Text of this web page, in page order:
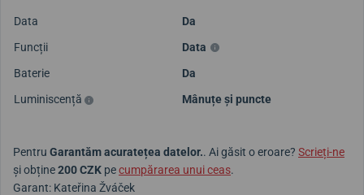
Data
Da
Funcții
Data
Baterie
Da
Luminiscență
Mânuțe și puncte
Pentru Garantăm acuratețea datelor.. Ai găsit o eroare? Scrieți-ne
și obține200 CZK pecumpărarea unui ceas.
Garant: Kateřina Žváček